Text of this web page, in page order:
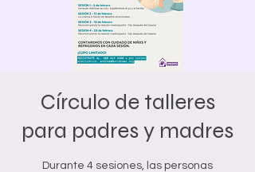
Círculo de talleres
para padres y madres
Durante 4 sesiones, las personas